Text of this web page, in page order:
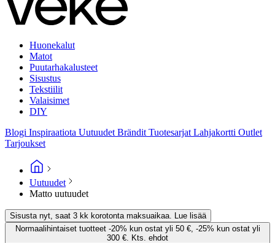
Huonekalut
Matot
Puutarhakalusteet
Sisustus
Tekstiilit
Valaisimet
DIY
Blogi Inspiraatiota Uutuudet Brändit Tuotesarjat Lahjakortti Outlet
Tarjoukset
Uutuudet
Matto uutuudet
Sisusta nyt, saat 3 kk korotonta maksuaikaa. Lue lisää
Normaalihintaiset tuotteet -20% kun ostat yli 50 €, -25% kun ostat yli
300 €. Kts. ehdot